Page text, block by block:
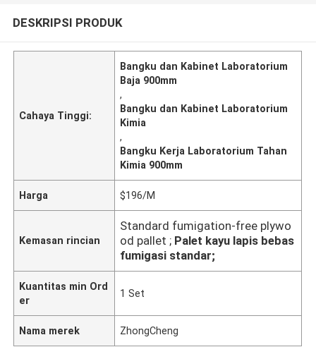
DESKRIPSI PRODUK
Cahaya Tinggi:
Bangku dan Kabinet Laboratorium
Baja 900mm
,
Bangku dan Kabinet Laboratorium
Kimia
,
Bangku Kerja Laboratorium Tahan
Kimia 900mm
Harga $196/M
Kemasan rincian
Standard fumigation-free plywo
od pallet ; Palet kayu lapis bebas
fumigasi standar;
Kuantitas min Ord
er
1 Set
Nama merek ZhongCheng